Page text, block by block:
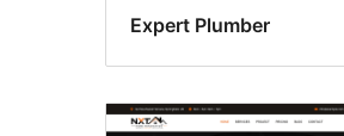
Expert Plumber